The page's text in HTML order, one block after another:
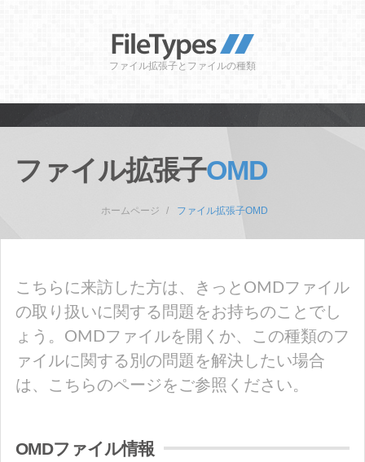
ファイル拡張子とファイルの種類
ファイル拡張子OMD
ホームページ ファイル拡張子OMD
こちらに来訪した方は、きっとOMDファイル
の取り扱いに関する問題をお持ちのことでし
ょう。OMDファイルを開くか、この種類のフ
ァイルに関する別の問題を解決したい場合
は、こちらのページをご参照ください。
OMDファイル情報